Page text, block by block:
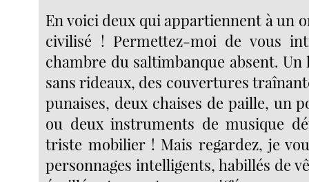
En voici deux qui appartiennent à un
civilisé ! Permettez-moi de vous
chambre du saltimbanque absent.
sans rideaux, des couvertures
punaises, deux chaises de paille, un
ou deux instruments de musique
triste mobilier ! Mais regardez, je
personnages intelligents, habillés de